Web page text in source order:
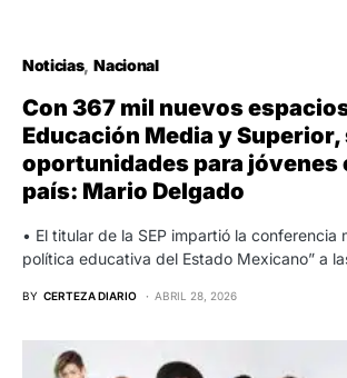
Noticias Nacional
Con 367 mil nuevos
Educación Media y Superior,
oportunidades para jóvenes
país: Mario Delgado
• El titular de la SEP impartió la conferencia
política educativa del Estado Mexicano” a
BY CERTEZA DIARIO ABRIL 28, 2026